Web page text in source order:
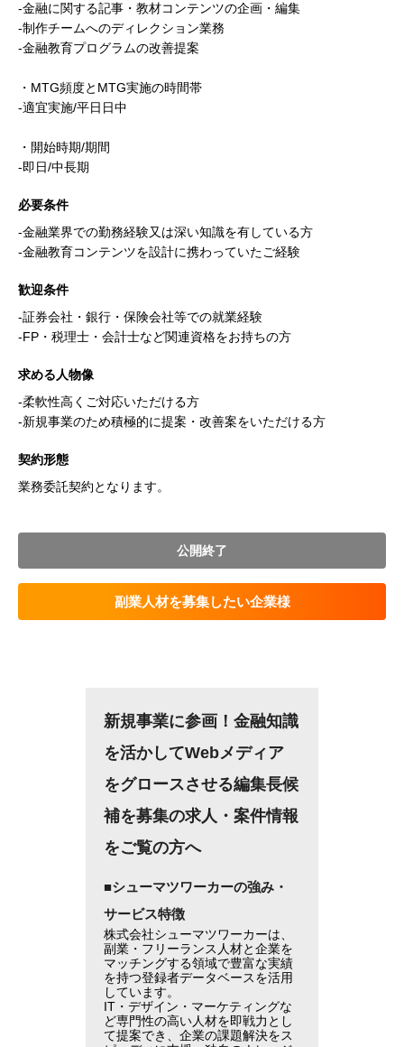
-金融に関する記事・教材コンテンツの企画・編集
-制作チームへのディレクション業務
-金融教育プログラムの改善提案
・MTG頻度とMTG実施の時間帯
-適宜実施/平日日中
・開始時期/期間
-即日/中長期
必要条件
-金融業界での勤務経験又は深い知識を有している方
-金融教育コンテンツを設計に携わっていたご経験
歓迎条件
-証券会社・銀行・保険会社等での就業経験
-FP・税理士・会計士など関連資格をお持ちの方
求める人物像
-柔軟性高くご対応いただける方
-新規事業のため積極的に提案・改善案をいただける方
契約形態
業務委託契約となります。
公開終了
副業人材を募集したい企業様
新規事業に参画！金融知識
を活かしてWebメディア
をグロースさせる編集長候
補を募集の求人・案件情報
をご覧の方へ
■シューマツワーカーの強み・
サービス特徴
株式会社シューマツワーカーは、
副業・フリーランス人材と企業を
マッチングする領域で豊富な実績
を持つ登録者データベースを活用
しています。
IT・デザイン・マーケティングな
ど専門性の高い人材を即戦力とし
て提案でき、企業の課題解決をス